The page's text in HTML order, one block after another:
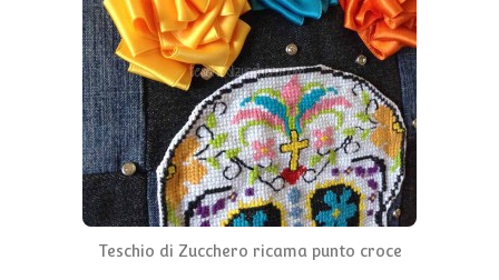
Teschio di Zucchero ricama punto croce